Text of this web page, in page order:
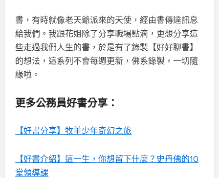
書，有時就像老天爺派來的天使，經由書傳達訊息
給我們。我跟花姐除了分享職場點滴，更想分享這
些走過我們人生的書，於是有了錄製【好好聊書】
的想法，這系列不會每週更新，佛系錄製，一切隨
緣啦。
更多公務員好書分享：
【好書分享】牧羊少年奇幻之旅
【好書介紹】這一生，你想留下什麼？史丹佛的10
堂領導課